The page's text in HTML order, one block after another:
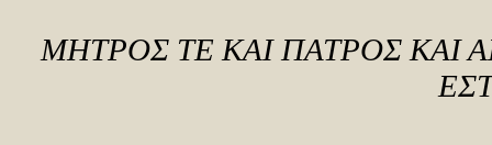
ΜΗΤΡΟΣ ΤΕ ΚΑΙ ΠΑΤΡΟΣ ΚΑΙ